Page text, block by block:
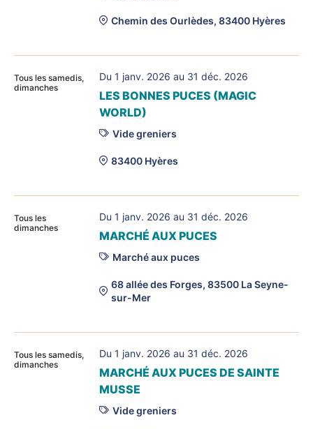
Chemin des Ourlèdes, 83400 Hyères
Tous les samedis,
dimanches
Du 1 janv. 2026 au 31 déc. 2026
LES BONNES PUCES (MAGIC
WORLD)
Vide greniers
83400 Hyères
Tous les
dimanches
Du 1 janv. 2026 au 31 déc. 2026
MARCHÉ AUX PUCES
Marché aux puces
68 allée des Forges, 83500 La Seyne-
sur-Mer
Tous les samedis,
dimanches
Du 1 janv. 2026 au 31 déc. 2026
MARCHÉ AUX PUCES DE SAINTE
MUSSE
Vide greniers